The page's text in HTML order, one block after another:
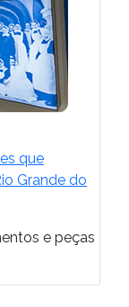
que
Grande do
e peças